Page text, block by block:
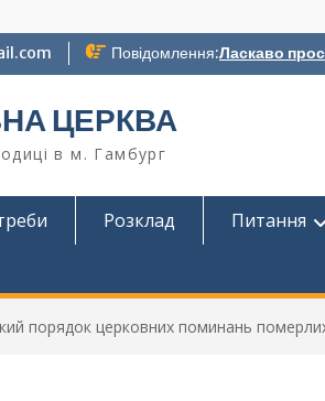
Повідомлення:Ласкаво
ЦЕРКВА
в м. Гамбург
Розклад Питання
порядок церковних поминань